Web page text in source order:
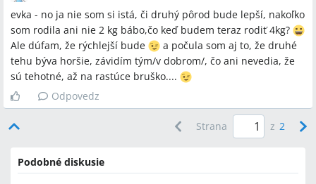
evka - no ja nie som si istá, či druhý pôrod bude lepší, nakoľko
som rodila ani nie 2 kg bábo,čo keď budem teraz rodiť 4kg?
Ale dúfam, že rýchlejší bude
a počula som aj to, že druhé
tehu býva horšie, závidím tým/v dobrom/, čo ani nevedia, že
sú tehotné, až na rastúce bruško....
Odpovedz
Strana z 2
Podobné diskusie